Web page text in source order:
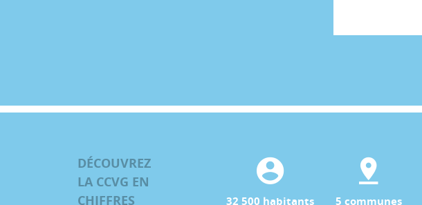
DÉCOUVREZ
LA CCVG EN
CHIFFRES
32 500 habitants 5 communes